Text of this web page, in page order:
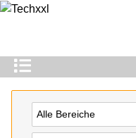
Alle Bereiche